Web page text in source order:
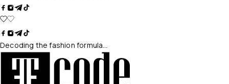
Decoding the fashion formula…